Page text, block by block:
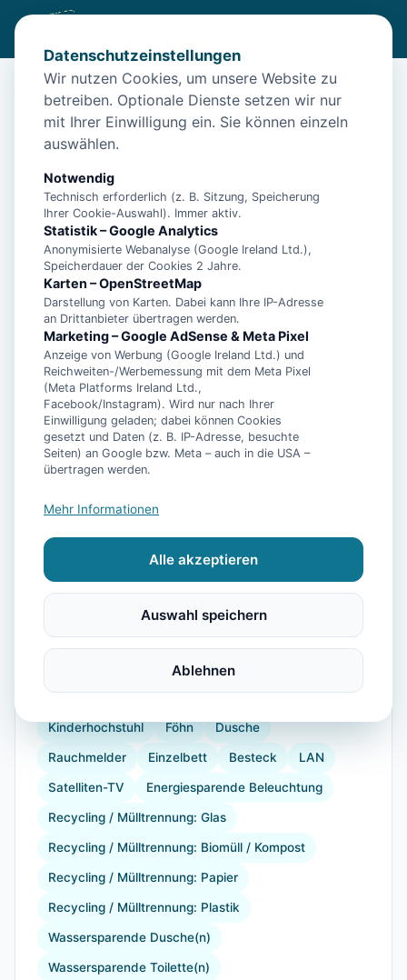
/Unterkünfte /Norden/
Nordsee-Urlaub in Norden: Ferienwohnung Perle 3 in Norden
Nordsee-Urlaub in Norden:
Ferienwohnung Perle 3 in Norden
26506 Norden
Ausstattung
WLAN Kühlschrank
Geschirrspüler Balkon
Kaffeemaschine Gefrierfach Backofen
Radio
Bügelbrett Gartenmöbel Babybett
Kinderhochstuhl Föhn Dusche
Rauchmelder Einzelbett Besteck LAN
Satelliten-TV Energiesparende Beleuchtung
Recycling / Mülltrennung: Glas
Recycling / Mülltrennung: Biomüll / Kompost
Recycling / Mülltrennung: Papier
Recycling / Mülltrennung: Plastik
Wassersparende Dusche(n)
Wassersparende Toilette(n)
Datenschutzeinstellungen
Wir nutzen Cookies, um unsere Website zu
betreiben. Optionale Dienste setzen wir nur
mit Ihrer Einwilligung ein. Sie können einzeln
auswählen.
Notwendig
Technisch erforderlich (z. B. Sitzung, Speicherung
Ihrer Cookie-Auswahl). Immer aktiv.
Statistik – Google Analytics
Anonymisierte Webanalyse (Google Ireland Ltd.),
Speicherdauer der Cookies 2 Jahre.
Karten – OpenStreetMap
Darstellung von Karten. Dabei kann Ihre IP-Adresse
an Drittanbieter übertragen werden.
Marketing – Google AdSense & Meta Pixel
Anzeige von Werbung (Google Ireland Ltd.) und
Reichweiten-/Werbemessung mit dem Meta Pixel
(Meta Platforms Ireland Ltd.,
Facebook/Instagram). Wird nur nach Ihrer
Einwilligung geladen; dabei können Cookies
gesetzt und Daten (z. B. IP-Adresse, besuchte
Seiten) an Google bzw. Meta – auch in die USA –
übertragen werden.
Mehr Informationen
Alle akzeptieren
Auswahl speichern
Ablehnen